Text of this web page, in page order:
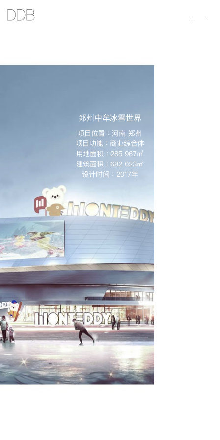
郑州中牟冰雪世界
项目位置：河南 郑州
项目功能：商业综合体
用地面积：285 967㎡
建筑面积：682 023㎡
设计时间：2017年